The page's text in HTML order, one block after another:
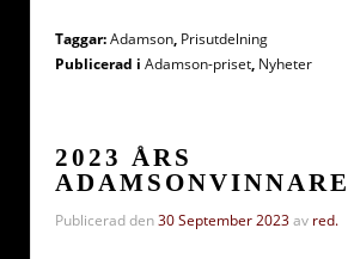
Taggar:Adamson, Prisutdelning
Publicerad i Adamson-priset, Nyheter
2023 ÅRS
Publicerad den30 September 2023av red.